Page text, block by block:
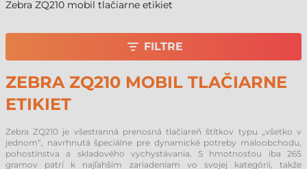
Zebra ZQ210 mobil tlačiarne etikiet
ZEBRA ZQ210 MOBIL TLAČIARNE
ETIKIET
Zebra ZQ210 je všestranná prenosná tlačiareň štítkov typu „všetko v
jednom“, navrhnutá špeciálne pre dynamické potreby maloobchodu,
pohostinstva a skladového vychystávania. S hmotnosťou iba 265
gramov patrí k najľahším zariadeniam vo svojej kategórii, takže
FILTRE